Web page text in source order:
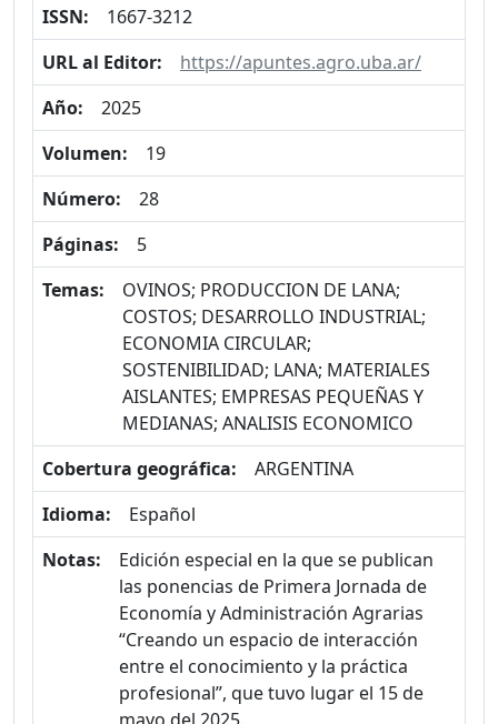
ISSN:
1667-3212
URL al Editor:
https://apuntes.agro.uba.ar/
Año:
2025
Volumen:
19
Número:
28
Páginas:
5
Temas:
OVINOS; PRODUCCION DE LANA;
COSTOS; DESARROLLO INDUSTRIAL;
ECONOMIA CIRCULAR;
SOSTENIBILIDAD; LANA; MATERIALES
AISLANTES; EMPRESAS PEQUEÑAS Y
MEDIANAS; ANALISIS ECONOMICO
Cobertura geográfica:
ARGENTINA
Idioma:
Español
Notas:
Edición especial en la que se publican
las ponencias de Primera Jornada de
Economía y Administración Agrarias
“Creando un espacio de interacción
entre el conocimiento y la práctica
profesional”, que tuvo lugar el 15 de